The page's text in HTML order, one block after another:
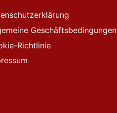
Geschäftsbedingungen
Richtlinie